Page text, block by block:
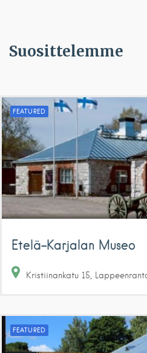
Suosittelemme
FEATURED
Etelä-Karjalan Museo
Kristiinankatu 15
FEATURED